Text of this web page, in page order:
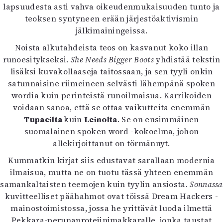
lapsuudesta asti vahva oikeudenmukaisuuden tunto ja
teoksen syntyneen erään järjestöaktivismin
jälkimainingeissa.
Noista alkutahdeista teos on kasvanut koko illan
runoesitykseksi. She Needs Bigger Bootsyhdistää tekstin
lisäksi kuvakollaaseja taitossaan, ja sen tyyli onkin
satunnaisine riimeineen selvästi lähempänä spoken
wordia kuin perinteistä runoilmaisua. Karrikoiden
voidaan sanoa, että se ottaa vaikutteita enemmän
TupaciltakuinLeinolta. Se on ensimmäinen
suomalainen spoken word -kokoelma, johon
allekirjoittanut on törmännyt.
Kummatkin kirjat siis edustavat sarallaan modernia
ilmaisua, mutta ne on tuotu tässä yhteen enemmän
samankaltaisten teemojen kuin tyylin ansiosta.Sonnassa
kuvitteelliset päähahmot ovat töissä Dream Hackers -
mainostoimistossa, jossa he yrittävät luoda ilmettä